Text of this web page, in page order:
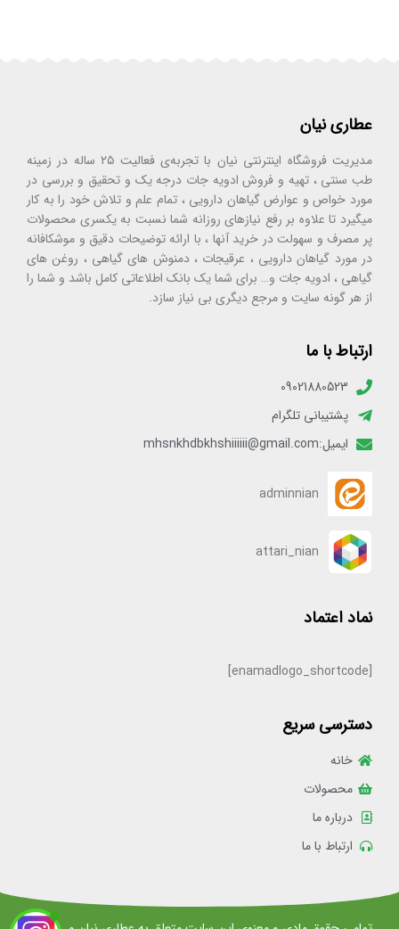
عطاری نیان
مدیریت فروشگاه اینترنتی نیان با تجربه‌ی فعالیت ۲۵ ساله در زمینه
طب سنتی ، تهیه و فروش ادویه جات درجه یک و تحقیق و بررسی در
مورد خواص و عوارض گیاهان دارویی ، تمام علم و تلاش خود را به کار
میگیرد تا علاوه بر رفع نیازهای روزانه شما نسبت به یکسری محصولات
پر مصرف و سهولت در خرید آنها ، با ارائه توضیحات دقیق و موشکافانه
در مورد گیاهان دارویی ، عرقیجات ، دمنوش های گیاهی ، روغن های
گیاهی ، ادویه جات و… برای شما یک بانک اطلاعاتی کامل باشد و شما را
از هر گونه سایت و مرجع دیگری بی نیاز سازد.
ارتباط با ما
09021880523
پشتیبانی تلگرام
ایمیل:mhsnkhdbkhshiiiiii@gmail.com
adminnian
attari_nian
نماد اعتماد
[enamadlogo_shortcode]
دسترسی سریع
خانه
محصولات
درباره ما
ارتباط با ما